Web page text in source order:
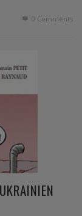
0 Comments